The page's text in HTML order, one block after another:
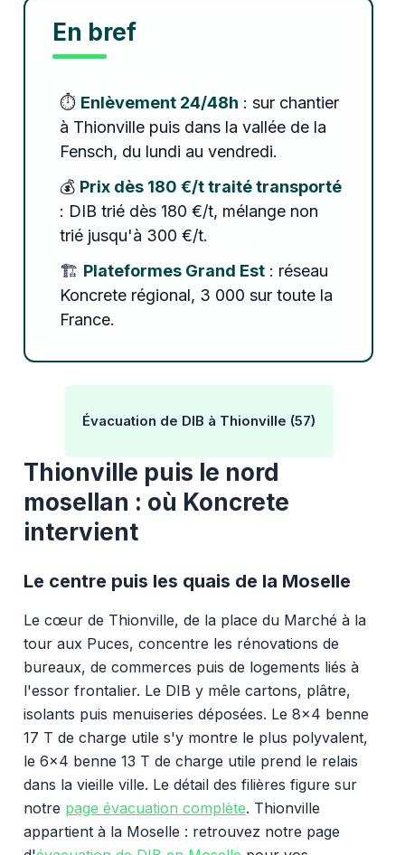
En bref
⏱️ Enlèvement 24/48h : sur chantier
à Thionville puis dans la vallée de la
Fensch, du lundi au vendredi.
💰 Prix dès 180 €/t traité transporté
: DIB trié dès 180 €/t, mélange non
trié jusqu'à 300 €/t.
🏗️ Plateformes Grand Est: réseau
Koncrete régional, 3 000 sur toute la
France.
Évacuation de DIB à Thionville (57)
Thionville puis le nord
mosellan : où Koncrete
intervient
Le centre puis les quais de la Moselle
Le cœur de Thionville, de la place du Marché à la
tour aux Puces, concentre les rénovations de
bureaux, de commerces puis de logements liés à
l'essor frontalier. Le DIB y mêle cartons, plâtre,
isolants puis menuiseries déposées. Le 8x4 benne
17 T de charge utile s'y montre le plus polyvalent,
le 6x4 benne 13 T de charge utile prend le relais
dans la vieille ville. Le détail des filières figure sur
notre page évacuation complète. Thionville
appartient à la Moselle : retrouvez notre page